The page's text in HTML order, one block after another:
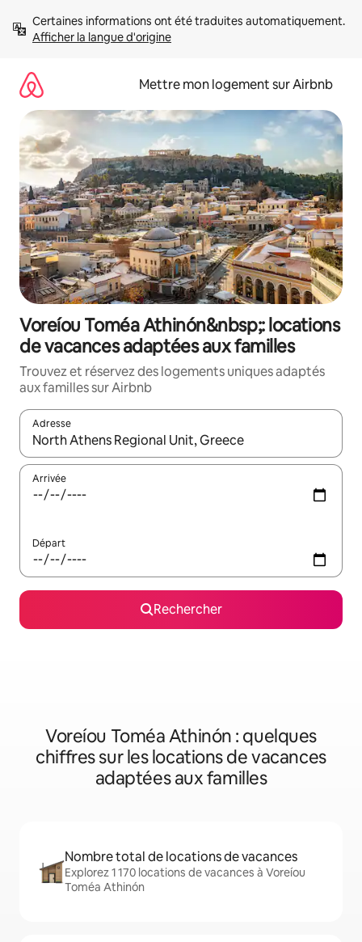
directement
Afficher la langue d'origine
Mettre mon logement sur Airbnb
Voreíou Toméa Athinón&nbsp;: locations
de vacances adaptées aux familles
Trouvez et réservez des logements uniques adaptés
aux familles sur Airbnb
Adresse
Lorsque les résultats s'affichent, utilisez les flèches vers le
Arrivée
Départ
Rechercher
Voreíou Toméa Athinón : quelques
chiffres sur les locations de vacances
adaptées aux familles
Nombre total de locations de vacances
Explorez 1 170 locations de vacances à Voreíou
Toméa Athinón